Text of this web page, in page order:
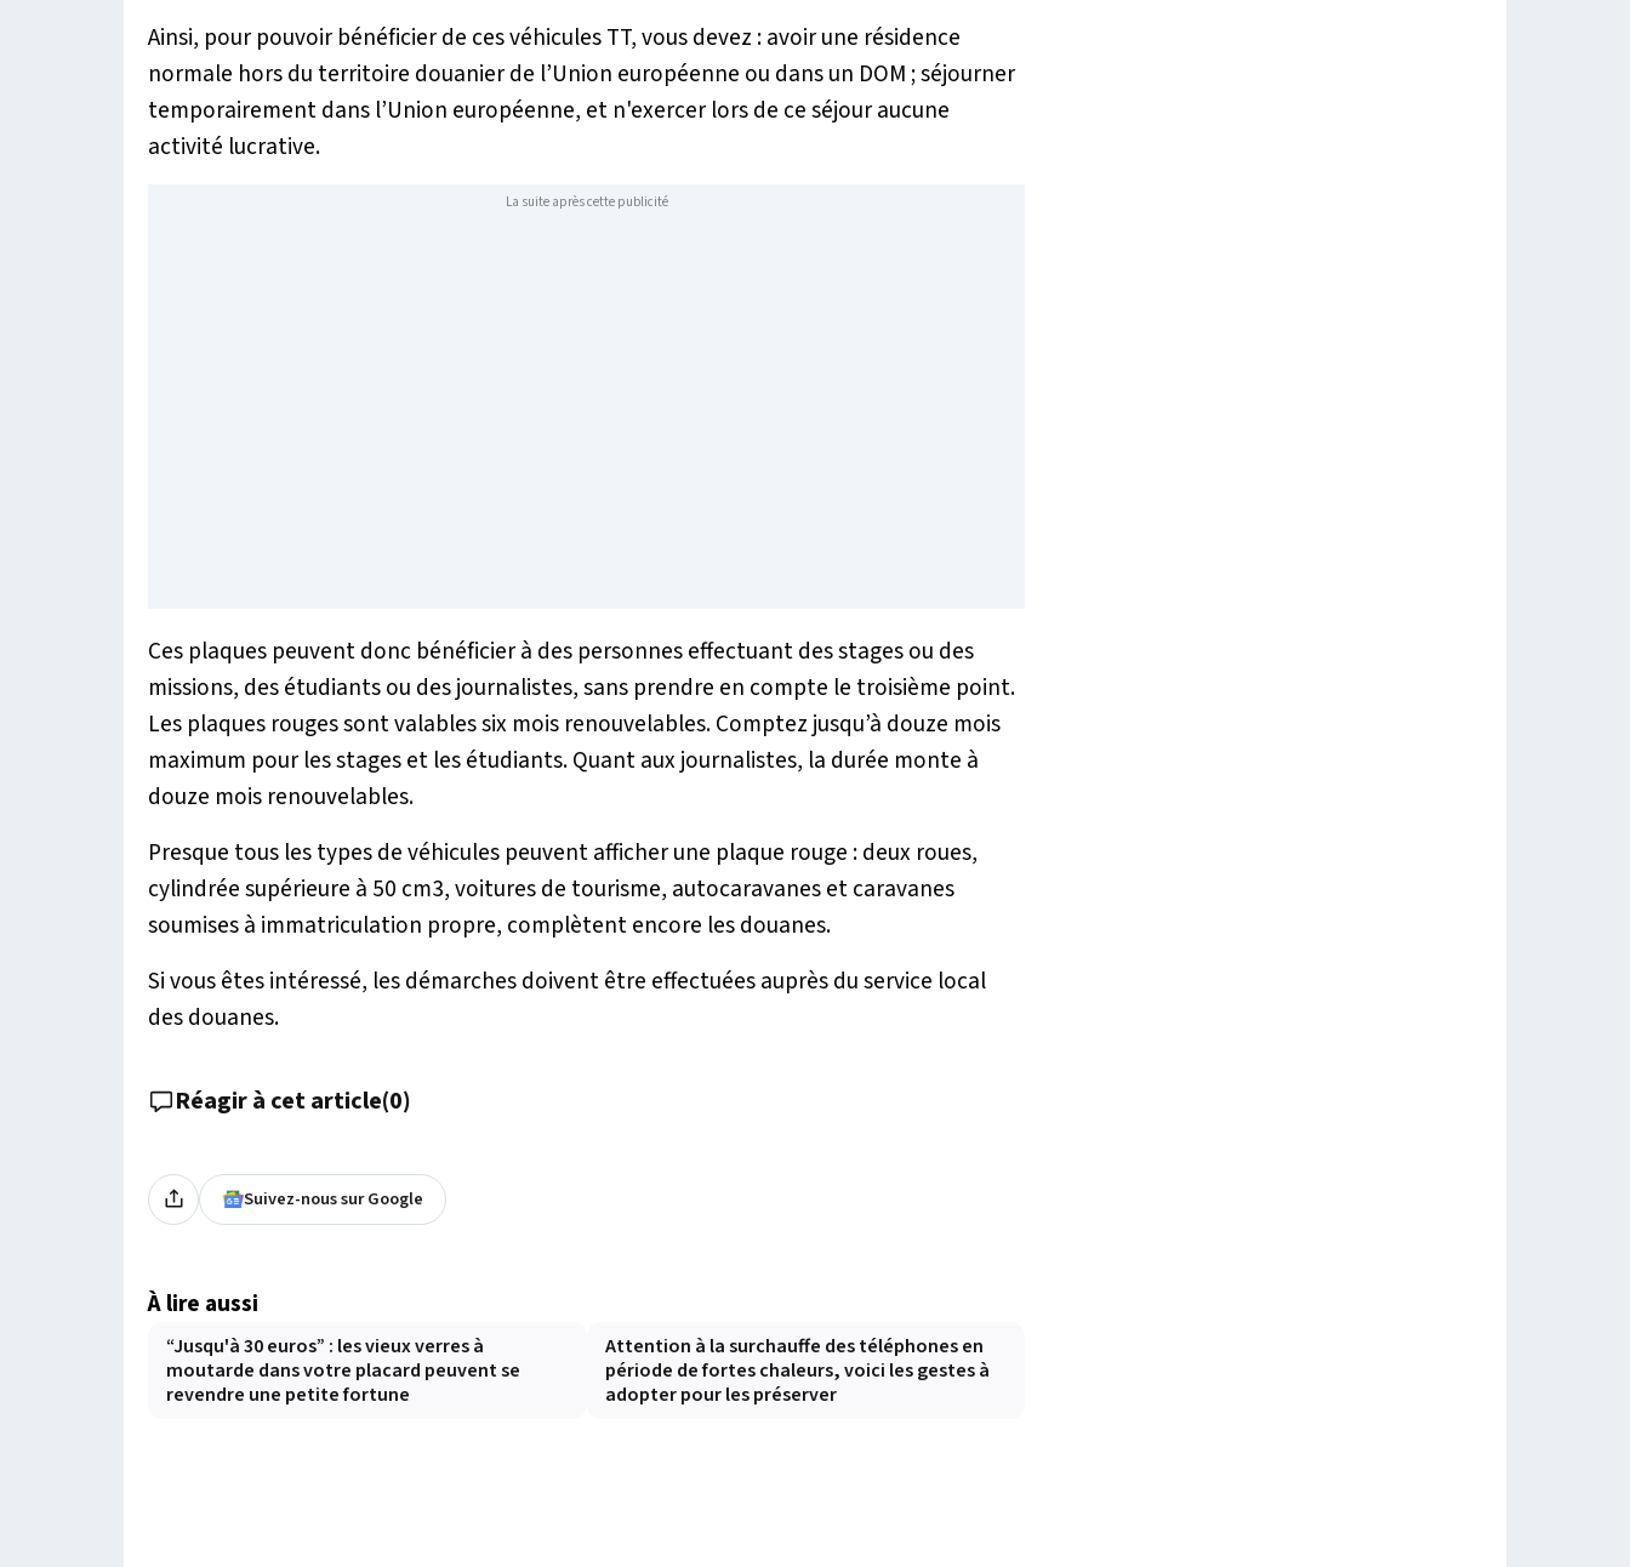
Ainsi, pour pouvoir bénéficier de ces véhicules TT, vous devez : avoir une résidence
normale hors du territoire douanier de l’Union européenne ou dans un DOM ; séjourner
temporairement dans l’Union européenne, et n'exercer lors de ce séjour aucune
activité lucrative.
La suite après cette publicité
Ces plaques peuvent donc bénéficier à des personnes effectuant des stages ou des
missions, des étudiants ou des journalistes, sans prendre en compte le troisième point.
Les plaques rouges sont valables six mois renouvelables. Comptez jusqu’à douze mois
maximum pour les stages et les étudiants. Quant aux journalistes, la durée monte à
douze mois renouvelables.
Presque tous les types de véhicules peuvent afficher une plaque rouge : deux roues,
cylindrée supérieure à 50 cm3, voitures de tourisme, autocaravanes et caravanes
soumises à immatriculation propre, complètent encore les douanes.
Si vous êtes intéressé, les démarches doivent être effectuées auprès du service local
des douanes.
Réagir à cet article(0)
Suivez-nous sur Google
À lire aussi
“Jusqu'à 30 euros” : les vieux verres à
moutarde dans votre placard peuvent se
revendre une petite fortune
Attention à la surchauffe des téléphones en
période de fortes chaleurs, voici les gestes à
adopter pour les préserver